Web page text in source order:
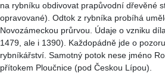
na rybníku obdivovat prapůvodní dřevěné
opravované). Odtok z rybníka probíhá
Novozámeckou průrvou. Údaje o vzniku
1479, ale i 1390). Každopádně jde o
rybníkářství. Samotný potok nese jméno
přítokem Ploučnice (pod Českou Lípou).